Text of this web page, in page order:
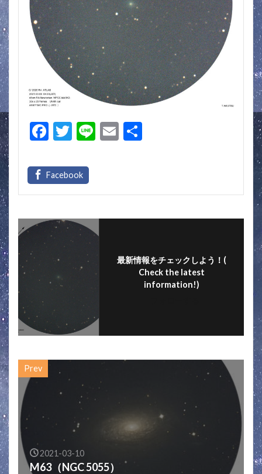
F
e
b
o
k
T
itt
er
Li E
最新情報をチェックしよう！(
Check the latest
information!)
Prev
2021-03-10
M63（NGC 5055）